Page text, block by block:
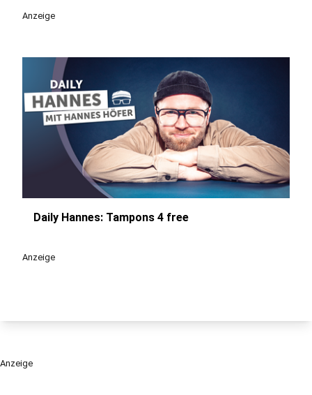
Anzeige
Daily Hannes: Tampons 4 free
Anzeige
Anzeige